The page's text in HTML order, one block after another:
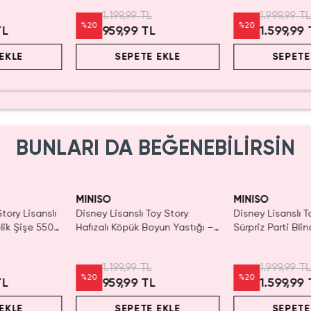
%20
1.199,99 TL
959,99 TL
SEPETE EKLE
%20
1.999,99 TL
1.599,99
BUNLARI DA BEĞENEBİLİRSİN
Lisanslı
Şişe 550
MINISO
Disney Lisanslı Toy Story
Hafızalı Köpük Boyun Yastığı –
%20
1.199,99 TL
959,99 TL
SEPETE EKLE
MINISO
Disney Lisanslı
Sürpriz Parti
%20
1.999,99 TL
1.599,99